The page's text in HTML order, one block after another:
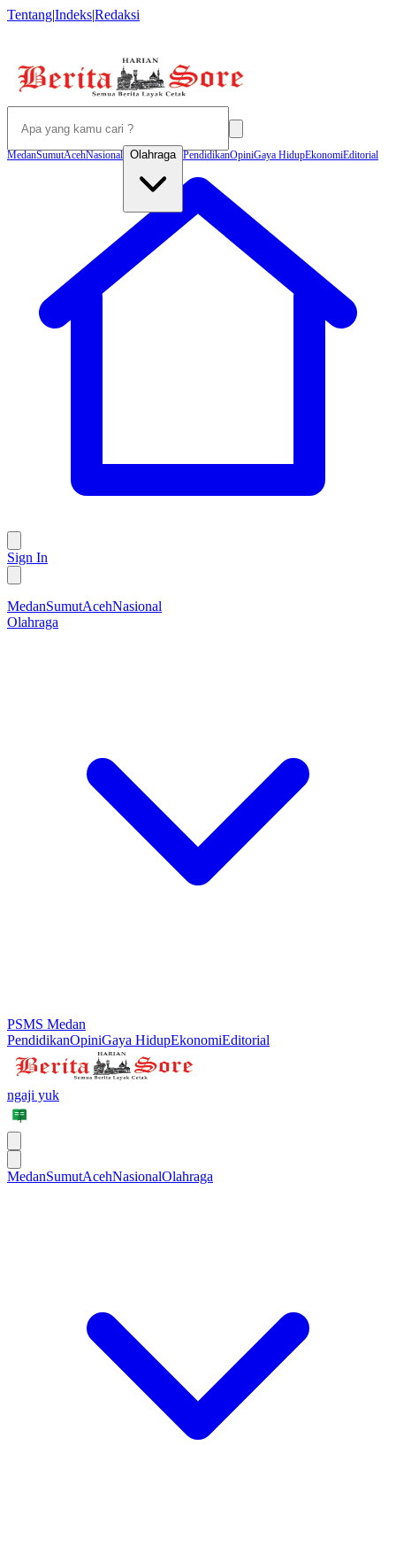
Tentang|Indeks|Redaksi
MedanSumutAcehNasional Olahraga PendidikanOpiniGaya HidupEkonomiEditorial
Sign In
MedanSumutAcehNasional
Olahraga
PSMS Medan
PendidikanOpiniGaya HidupEkonomiEditorial
ngaji yuk
MedanSumutAcehNasionalOlahraga